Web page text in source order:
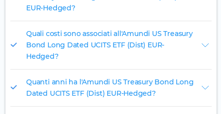
EUR-Hedged?
Quali costi sono associati all'Amundi US Treasury
Bond Long Dated UCITS ETF (Dist) EUR-
Hedged?
Quanti anni ha l'Amundi US Treasury Bond Long
Dated UCITS ETF (Dist) EUR-Hedged?